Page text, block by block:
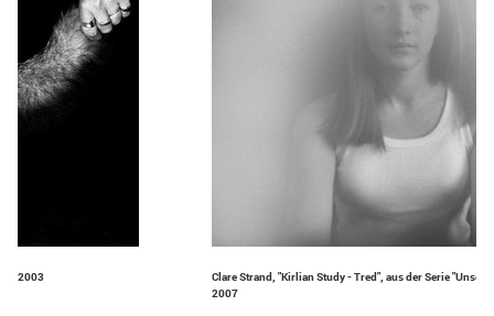
2003
Clare Strand, "Kirlian Study - Tred", aus der Serie
2007